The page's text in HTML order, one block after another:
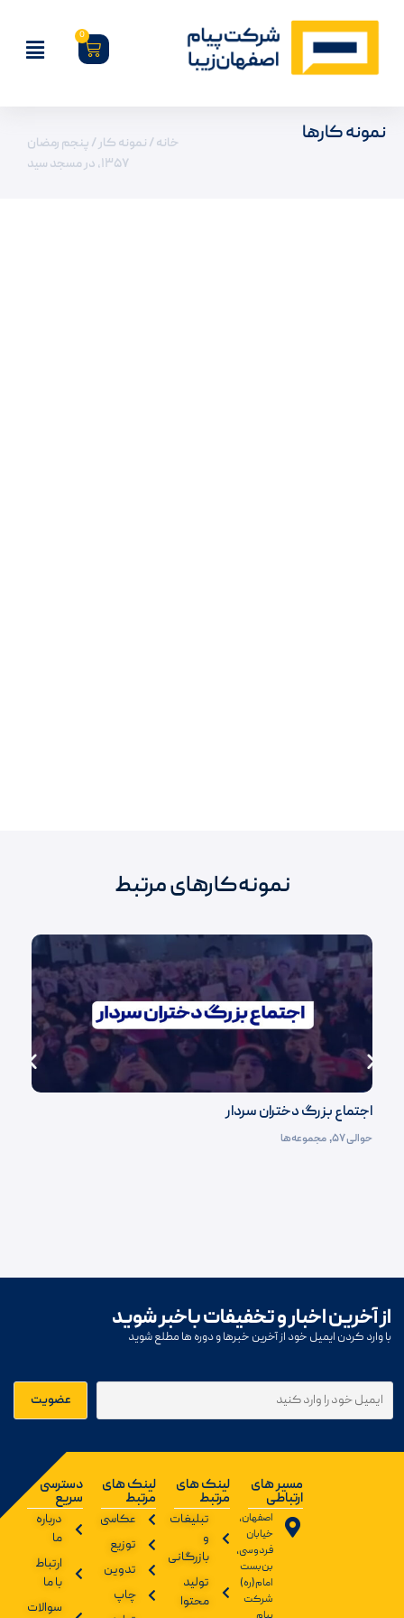
0
نمونه کارها خانه / نمونه کار/ پنجم رمضان
۱۳۵۷، در مسجد سید
نمونه‌کارهای مرتبط
اجتماع بزرگ دختران سردار
حوالی ۵۷ , مجموعه‌ها
از آخرین اخبار و تخفیفات باخبر شوید
با وارد کردن ایمیل خود از آخرین خبرها و دوره ها مطلع شوید
مسیر های
ارتباطی
اصفهان،
خیابان
فردوسی،
بن‌بست
امام(ره)
شرکت
لینک های
مرتبط
تبلیغات
و
بازرگانی
تولید
محتوا
لینک های
مرتبط
عکاسی
توزیع
تدوین
چاپ
دسترسی
سریع
درباره
ما
ارتباط
با ما
سوالات